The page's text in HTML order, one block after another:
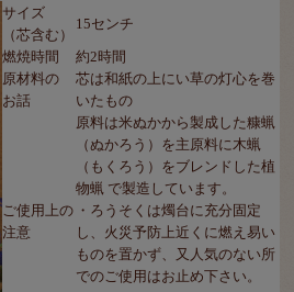
サイズ
（芯含む）
15センチ
燃焼時間
約2時間
原材料の
お話
芯は和紙の上にい草の灯心を巻
いたもの
原料は米ぬかから製成した糠蝋
（ぬかろう）を主原料に木蝋
（もくろう）をブレンドした植
物蝋 で製造しています。
ご使用上の
注意
・ろうそくは燭台に充分固定
し、火災予防上近くに燃え易い
ものを置かず、又人気のない所
でのご使用はお止め下さい。